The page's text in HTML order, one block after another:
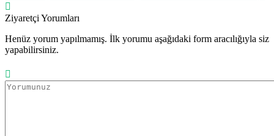
Ziyaretçi Yorumları
Henüz yorum yapılmamış. İlk yorumu aşağıdaki form aracılığıyla siz
yapabilirsiniz.